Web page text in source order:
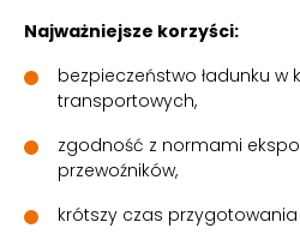
Najważniejsze korzyści:
bezpieczeństwo ładunku w
transportowych,
zgodność z normami
przewoźników,
krótszy czas przygotowania